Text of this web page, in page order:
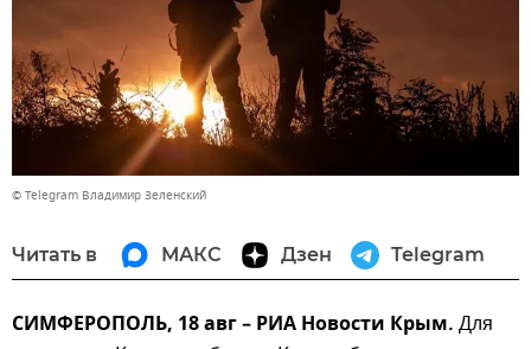
© Telegram Владимир Зеленский
Читать в МАКС Дзен Telegram
СИМФЕРОПОЛЬ, 18 авг – РИА Новости Крым. Для